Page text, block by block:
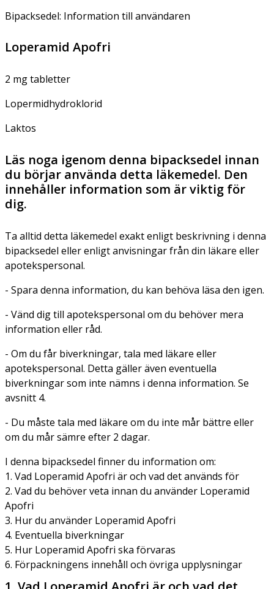
Bipacksedel: Information till användaren
Loperamid Apofri
2 mg tabletter
Lopermidhydroklorid
Laktos
Läs noga igenom denna bipacksedel innan
du börjar använda detta läkemedel. Den
innehåller information som är viktig för
dig.
Ta alltid detta läkemedel exakt enligt beskrivning i denna
bipacksedel eller enligt anvisningar från din läkare eller
apotekspersonal.
- Spara denna information, du kan behöva läsa den igen.
- Vänd dig till apotekspersonal om du behöver mera
information eller råd.
- Om du får biverkningar, tala med läkare eller
apotekspersonal. Detta gäller även eventuella
biverkningar som inte nämns i denna information. Se
avsnitt 4.
- Du måste tala med läkare om du inte mår bättre eller
om du mår sämre efter 2 dagar.
I denna bipacksedel finner du information om:
1. Vad Loperamid Apofri är och vad det används för
2. Vad du behöver veta innan du använder Loperamid
Apofri
3. Hur du använder Loperamid Apofri
4. Eventuella biverkningar
5. Hur Loperamid Apofri ska förvaras
6. Förpackningens innehåll och övriga upplysningar